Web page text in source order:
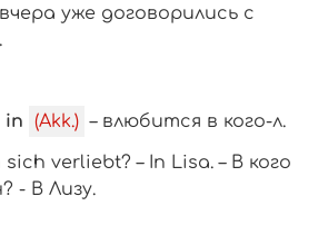
уже договорились с
in (Akk.) – влюбится в кого-л.
verliebt? – In Lisa. – В кого
- В Лизу.